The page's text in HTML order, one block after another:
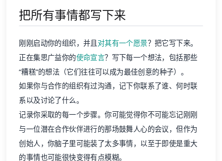
把所有事情都写下来
刚刚启动你的组织，并且 对其有一个愿景？把它写下来。
正在集思广益你的使命宣言？写下每一个想法，包括那些
“糟糕”的想法（它们往往可以成为最佳创意的种子）。
如果你与合作的组织有过沟通，记下你联系了谁、何时联
系以及讨论了什么。
记录你采取的每一个步骤。你可能觉得你不可能忘记刚刚
与一位潜在合作伙伴进行的那场鼓舞人心的会议，但作为
创始人，你脑子里可能装了太多事情，以至于即使是重大
的事情也可能很快变得有点模糊。